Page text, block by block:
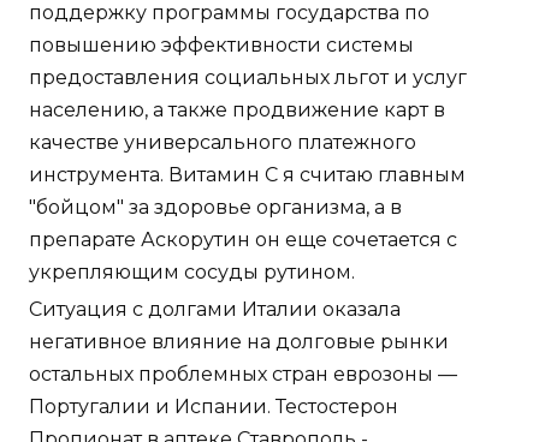
поддержку программы государства по
повышению эффективности системы
предоставления социальных льгот и услуг
населению, а также продвижение карт в
качестве универсального платежного
инструмента. Витамин С я считаю главным
"бойцом" за здоровье организма, а в
препарате Аскорутин он еще сочетается с
укрепляющим сосуды рутином.
Ситуация с долгами Италии оказала
негативное влияние на долговые рынки
остальных проблемных стран еврозоны —
Португалии и Испании. Тестостерон